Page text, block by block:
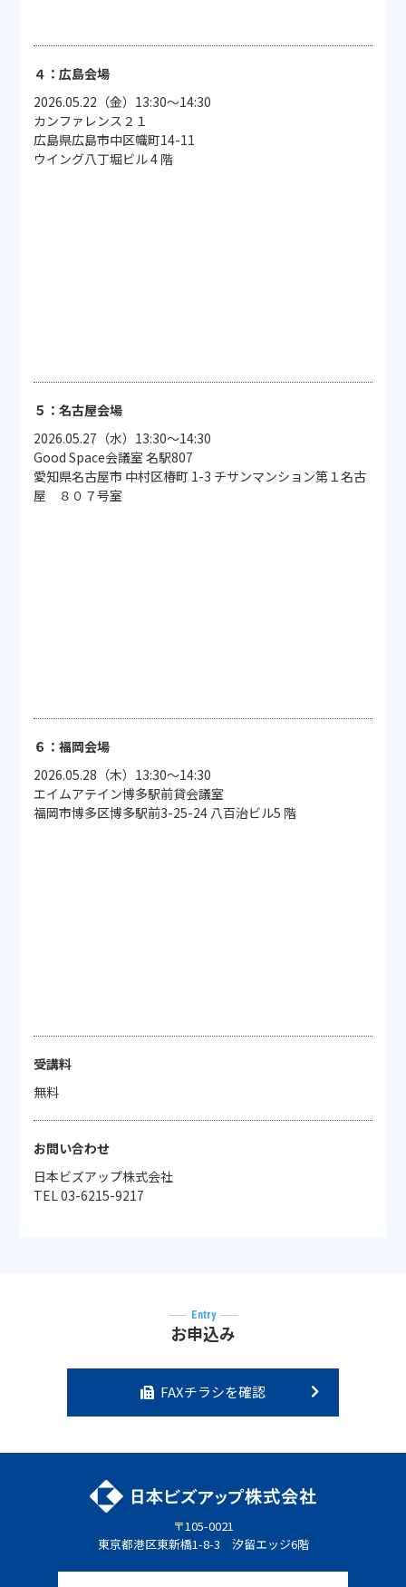
４：広島会場
2026.05.22（金）13:30～14:30
カンファレンス２１
広島県広島市中区幟町14-11
ウイング八丁堀ビル 4 階
５：名古屋会場
2026.05.27（水）13:30～14:30
Good Space会議室 名駅807
愛知県名古屋市 中村区椿町 1-3 チサンマンション第１名古
屋 ８０７号室
６：福岡会場
2026.05.28（木）13:30～14:30
エイムアテイン博多駅前貸会議室
福岡市博多区博多駅前3-25-24 八百治ビル5 階
受講料
無料
お問い合わせ
日本ビズアップ株式会社
TEL 03-6215-9217
Entry
お申込み
FAXチラシを確認
〒105-0021
東京都港区東新橋1-8-3 汐留エッジ6階